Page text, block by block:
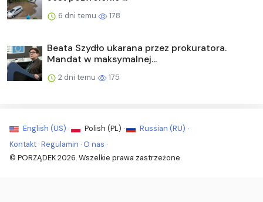
6 dni temu 178
Beata Szydło ukarana przez prokuratora.
Mandat w maksymalnej...
2 dni temu 175
English (US) · Polish (PL) ·
Russian (RU) ·
Kontakt ·Regulamin · O nas ·
© PORZĄDEK 2026. Wszelkie prawa zastrzeżone.